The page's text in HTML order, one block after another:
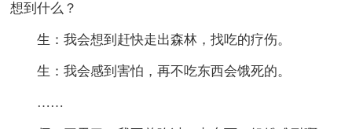
想到什么？
生：我会想到赶快走出森林，找吃的疗伤。
生：我会感到害怕，再不吃东西会饿死的。
……